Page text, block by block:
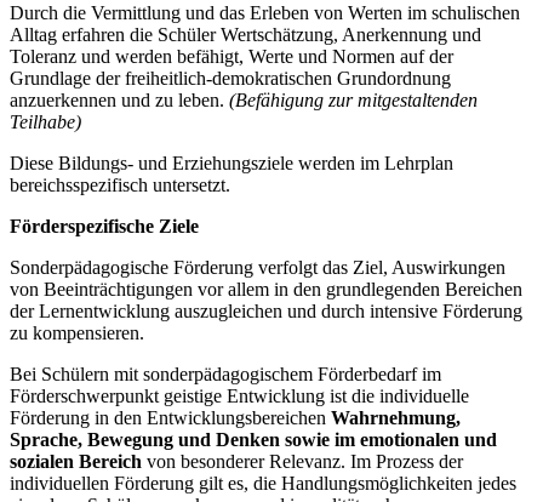
Durch die Vermittlung und das Erleben von Werten im schulischen
Alltag erfahren die Schüler Wertschätzung, Anerkennung und
Toleranz und werden befähigt, Werte und Normen auf der
Grundlage der freiheitlich-demokratischen Grundordnung
anzuerkennen und zu leben. (Befähigung zur mitgestaltenden
Teilhabe)
Diese Bildungs- und Erziehungsziele werden im Lehrplan
bereichsspezifisch untersetzt.
Förderspezifische Ziele
Sonderpädagogische Förderung verfolgt das Ziel, Auswirkungen
von Beeinträchtigungen vor allem in den grundlegenden Bereichen
der Lernentwicklung auszugleichen und durch intensive Förderung
zu kompensieren.
Bei Schülern mit sonderpädagogischem Förderbedarf im
Förderschwerpunkt geistige Entwicklung ist die individuelle
Förderung in den Entwicklungsbereichen Wahrnehmung,
Sprache, Bewegung und Denken sowie im emotionalen und
sozialen Bereich von besonderer Relevanz. Im Prozess der
individuellen Förderung gilt es, die Handlungsmöglichkeiten jedes